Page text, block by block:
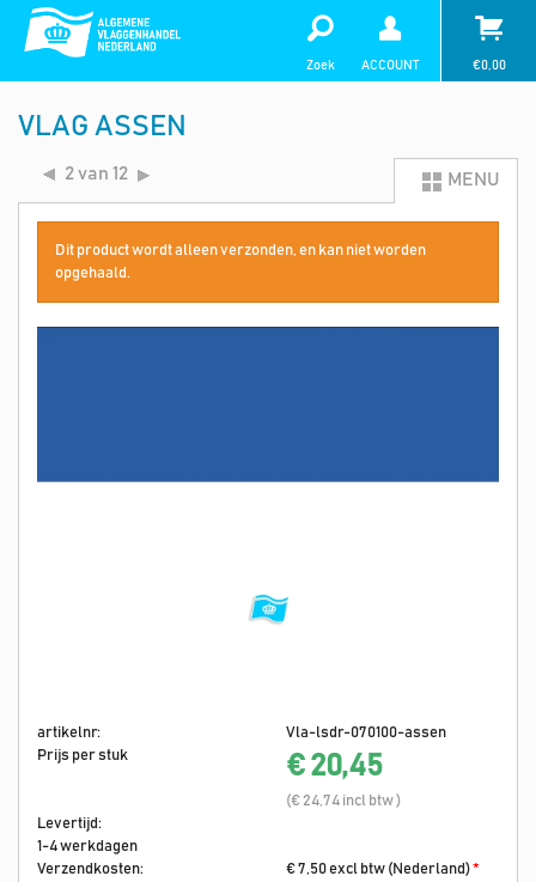
Zoek ACCOUNT €0,00
VLAG ASSEN
2 van 12 MENU
Dit product wordt alleen verzonden, en kan niet worden
opgehaald.
artikelnr:
Vla-lsdr-070100-assen
Prijs per stuk
€ 20,45
(€ 24,74 incl btw )
Levertijd:
1-4 werkdagen
Verzendkosten:
€ 7,50 excl btw (Nederland)*